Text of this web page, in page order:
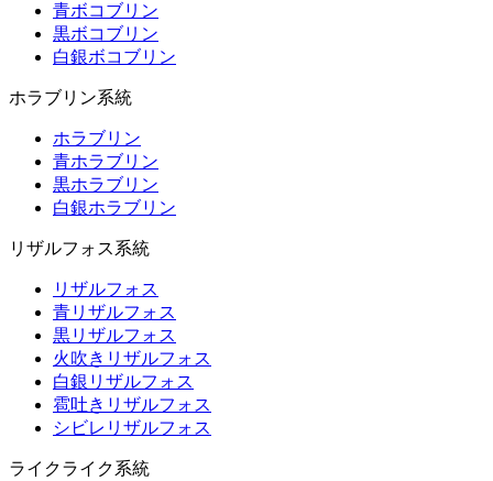
青ボコブリン
黒ボコブリン
白銀ボコブリン
ホラブリン系統
ホラブリン
青ホラブリン
黒ホラブリン
白銀ホラブリン
リザルフォス系統
リザルフォス
青リザルフォス
黒リザルフォス
火吹きリザルフォス
白銀リザルフォス
雹吐きリザルフォス
シビレリザルフォス
ライクライク系統